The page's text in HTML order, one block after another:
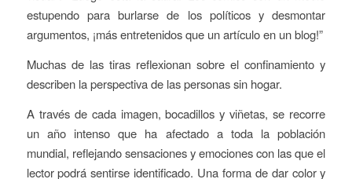
estupendo para burlarse de los políticos y desmontar
argumentos, ¡más entretenidos que un artículo en un blog!”
Muchas de las tiras reflexionan sobre el confinamiento y
describen la perspectiva de las personas sin hogar.
A través de cada imagen, bocadillos y viñetas, se recorre
un año intenso que ha afectado a toda la población
mundial, reflejando sensaciones y emociones con las que el
lector podrá sentirse identificado. Una forma de dar color y